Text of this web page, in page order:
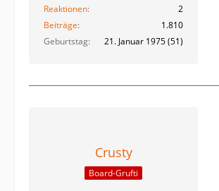
Reaktionen
2
Beiträge
1.810
Geburtstag
21. Januar 1975 (51)
Crusty
Board-Grufti